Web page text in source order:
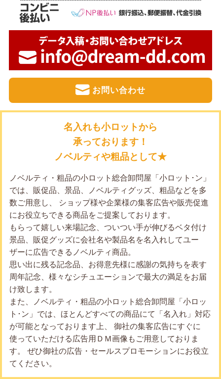
お問い合わせ
名入れも小ロットから
承っております！
ノベルティや粗品として★
ノベルティ・粗品の小ロット総合卸問屋「小ロット･ン」
では、販促品、景品、ノベルティグッズ、粗品などを多
数ご用意し、 ショップ様や企業様の集客広告や販売促進
にお役立ちできる商品をご提案しております。
もらって嬉しい来場記念、ついつい手が伸びるベタ付け
景品、販促グッズに会社名や製品名を名入れしてユー
ザーに広告できるノベルティ商品。
思い出に残る記念品、お得意先様に感謝の気持ちを表す
周年記念、様々なシチュエーションで最大の満足をお届
け致します。
また、ノベルティ・粗品の小ロット総合卸問屋「小ロッ
ト･ン」では、ほとんどすべての商品にて「名入れ」対応
が可能となっております上、 御社の集客広告にすぐに
使っていただける広告用ＤＭ画像もご用意しておりま
す。 ぜひ御社の広告・セールスプロモーションにお役立
てください。